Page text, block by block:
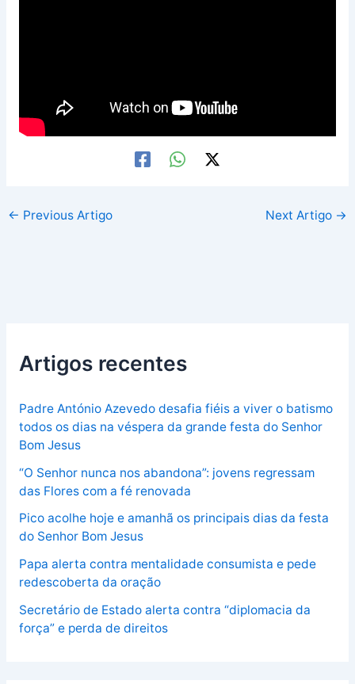
← Previous Artigo Next Artigo →
Artigos recentes
Padre António Azevedo desafia fiéis a viver o batismo
todos os dias na véspera da grande festa do Senhor
Bom Jesus
“O Senhor nunca nos abandona”: jovens regressam
das Flores com a fé renovada
Pico acolhe hoje e amanhã os principais dias da festa
do Senhor Bom Jesus
Papa alerta contra mentalidade consumista e pede
redescoberta da oração
Secretário de Estado alerta contra “diplomacia da
força” e perda de direitos